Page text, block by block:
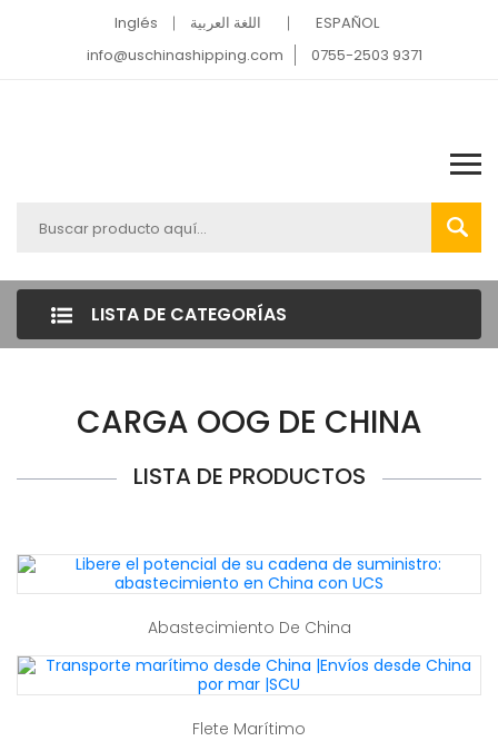
Inglés اللغة العربية
ESPAÑOL
info@uschinashipping.com
0755-2503 9371
LISTA DE CATEGORÍAS
CARGA OOG DE CHINA
LISTA DE PRODUCTOS
Abastecimiento De China
Flete Marítimo